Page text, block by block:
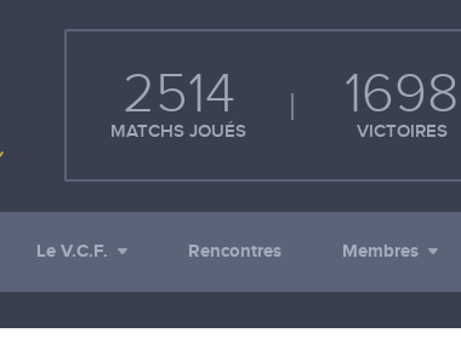
2514
MATCHS JOUÉS
1698
VICTOIRES
Le V.C.F. Rencontres Membres